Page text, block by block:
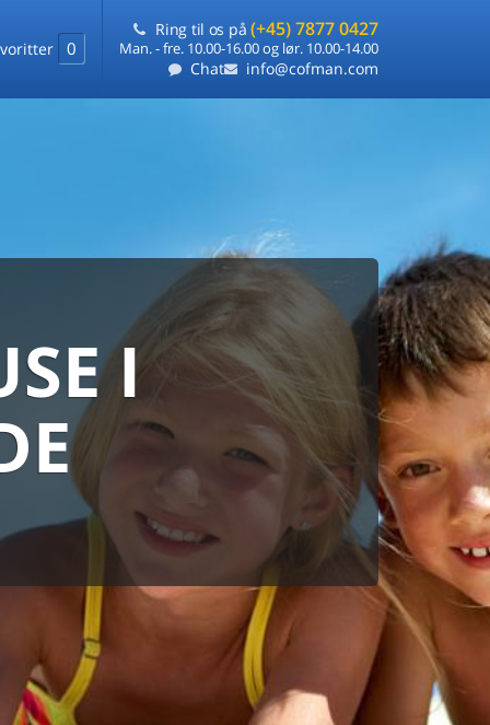
0
Ring til os på (+45) 7877 0427
Man. - fre. 10.00-16.00 og lør. 10.00-14.00
Chat info@cofman.com
I
laveste pris
ét sted